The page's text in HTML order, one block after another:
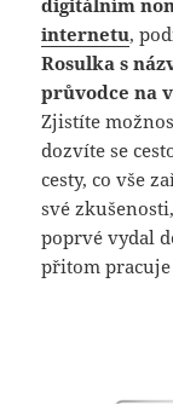
internetu,
Rosulka s
průvodce na
Zjistíte
dozvíte se
cesty, co vše
své
poprvé vydal
přitom